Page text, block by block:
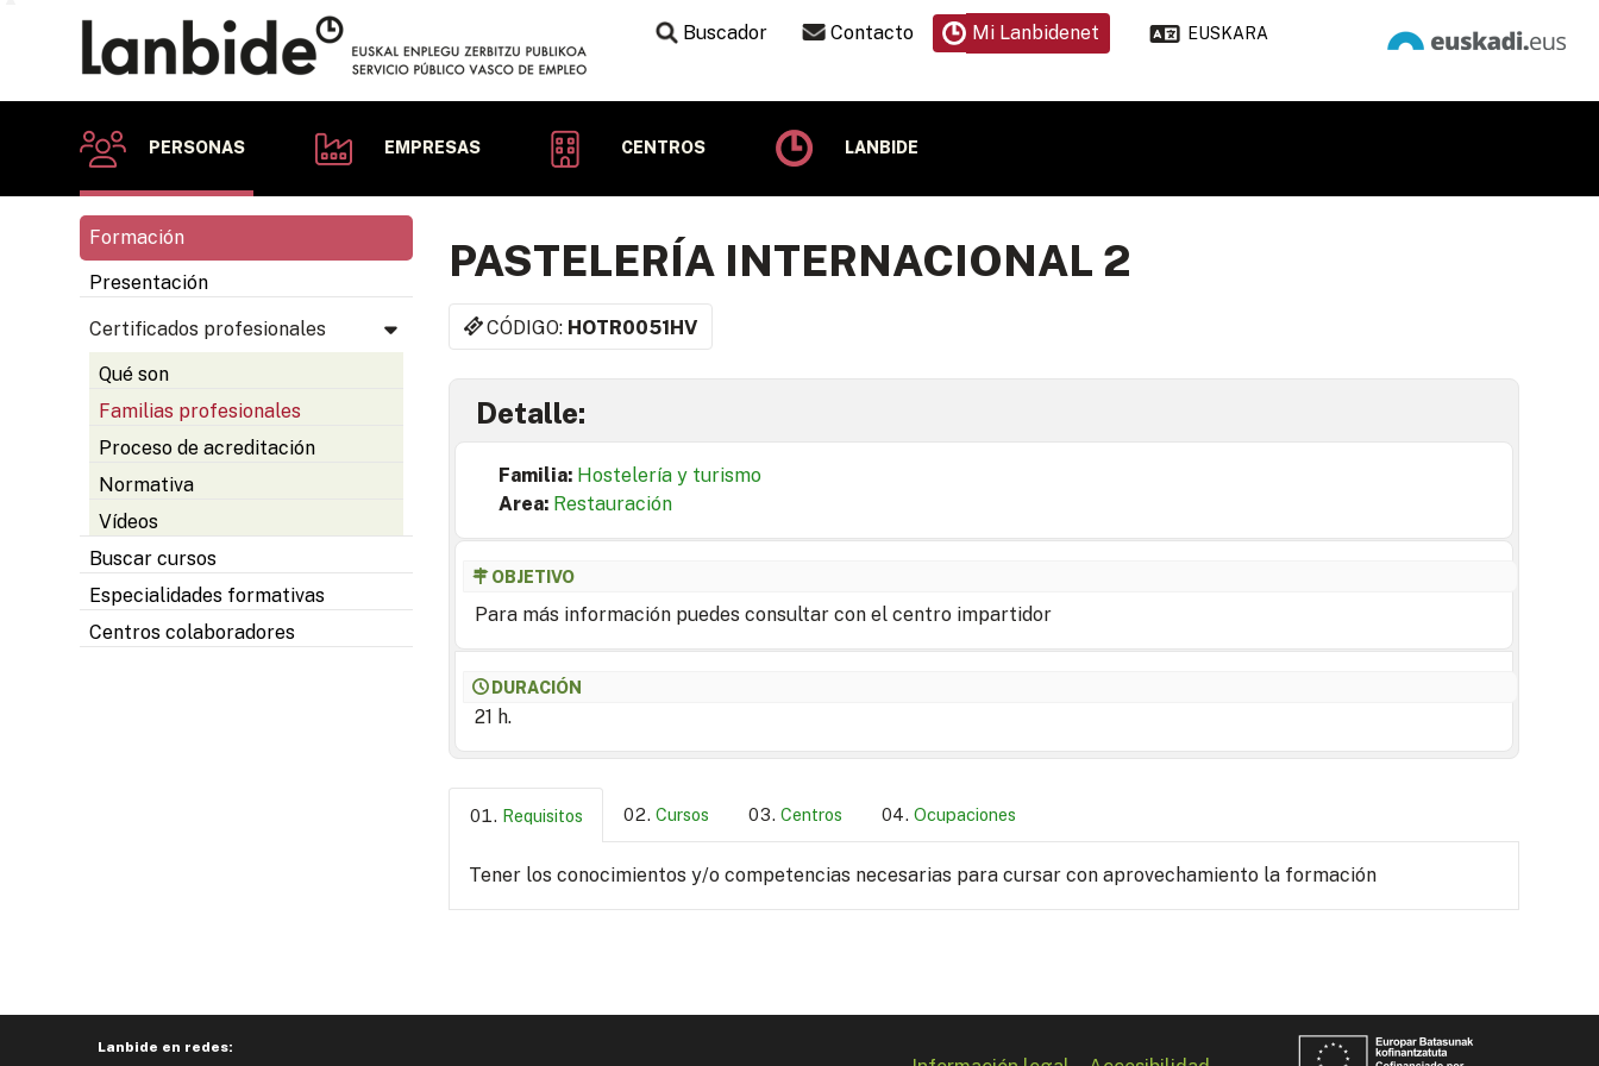
Buscador Contacto Mi Lanbidenet EUSKARA
PERSONAS EMPRESAS CENTROS LANBIDE
Formación
Presentación
Certificados profesionales
Qué son
Familias profesionales
Proceso de acreditación
Normativa
Vídeos
Buscar cursos
Especialidades formativas
Centros colaboradores
PASTELERÍA INTERNACIONAL 2
CÓDIGO: HOTR0051HV
Detalle:
Familia: Hostelería y turismo
Area: Restauración
OBJETIVO
Para más información puedes consultar con el centro impartidor
DURACIÓN
21 h.
Requisitos Cursos Centros Ocupaciones
Tener los conocimientos y/o competencias necesarias para cursar con aprovechamiento la formación
Lanbide en redes: